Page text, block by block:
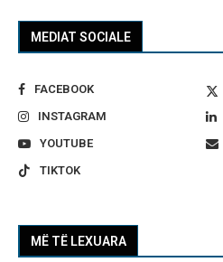
MEDIAT SOCIALE
FACEBOOK
INSTAGRAM
YOUTUBE
TIKTOK
MË TË LEXUARA